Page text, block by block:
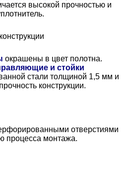
высокой прочностью и
окрашены в цвет полотна.
и стойки
стали толщиной 1,5 мм и
конструкции.
отверстиями
процесса монтажа.